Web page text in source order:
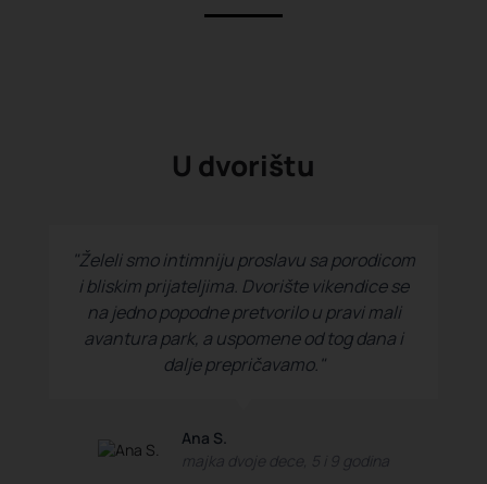
U dvorištu
"Želeli smo intimniju proslavu sa porodicom
i bliskim prijateljima. Dvorište vikendice se
na jedno popodne pretvorilo u pravi mali
avantura park, a uspomene od tog dana i
dalje prepričavamo."
Ana S.
majka dvoje dece, 5 i 9 godina